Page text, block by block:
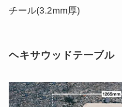
チール(3.2mm厚)
ヘキサウッドテーブル